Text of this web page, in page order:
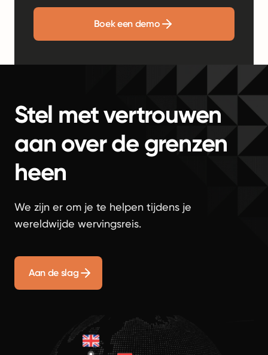
Boek een demo
Stel met vertrouwen
aan over de grenzen
heen
We zijn er om je te helpen tijdens je
wereldwijde wervingsreis.
Aan de slag